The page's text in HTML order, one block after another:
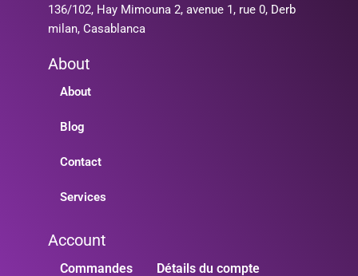
136/102, Hay Mimouna 2, avenue 1, rue 0, Derb
milan, Casablanca
About
About
Blog
Contact
Services
Account
Commandes Détails du compte